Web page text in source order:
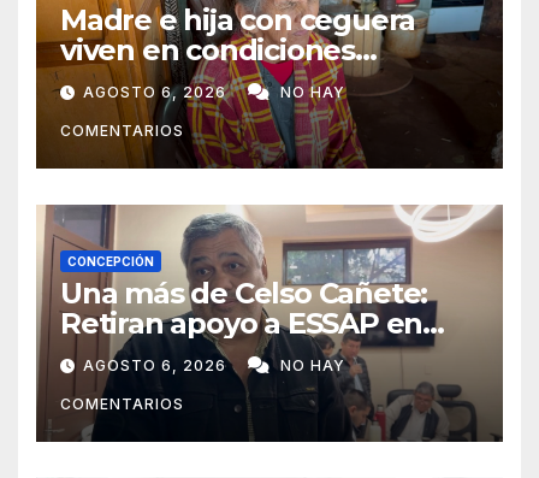
Madre e hija con ceguera
viven en condiciones
precarias y vecinos impulsan
campaña solidaria para
ayudarlas
AGOSTO 6, 2026 NO HAY
COMENTARIOS
CONCEPCIÓN
Una más de Celso Cañete:
Retiran apoyo a ESSAP en
Concepción
AGOSTO 6, 2026 NO HAY
COMENTARIOS